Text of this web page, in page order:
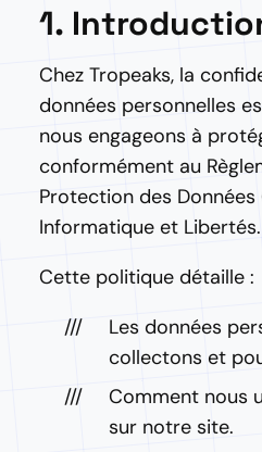
1.
Chez Tropeaks, la
données personnelles
nous engageons à
conformément au
Protection des Données
Informatique et Libertés.
Cette politique détaille :
Les données
collectons et
Comment nous
sur notre site.